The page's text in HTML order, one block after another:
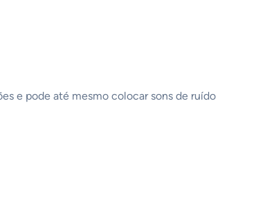
e pode até mesmo colocar sons de ruído